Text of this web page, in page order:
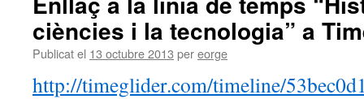
ciències i la tecnologia” a
Publicat el 13 octubre 2013 pereorge
http://timeglider.com/timeline/